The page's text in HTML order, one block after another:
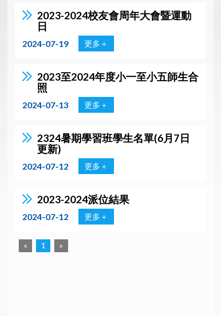
2023-2024校友會周年大會暨運動
日
2024-07-19 更多＋
2023至2024年度小一至小五師生合
照
2024-07-13 更多＋
2324暑期學習班學生名單(6月7日
更新)
2024-07-12 更多＋
2023-2024派位結果
2024-07-12 更多＋
« 1 »